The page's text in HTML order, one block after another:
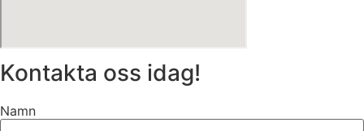
Kontakta oss idag!
Namn